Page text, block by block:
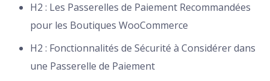
H2 : Les Passerelles de Paiement Recommandées
pour les Boutiques WooCommerce
H2 : Fonctionnalités de Sécurité à Considérer dans
une Passerelle de Paiement